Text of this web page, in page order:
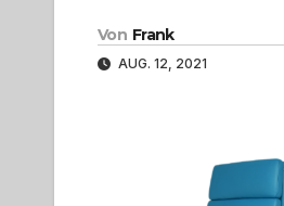
Von Frank
AUG. 12, 2021